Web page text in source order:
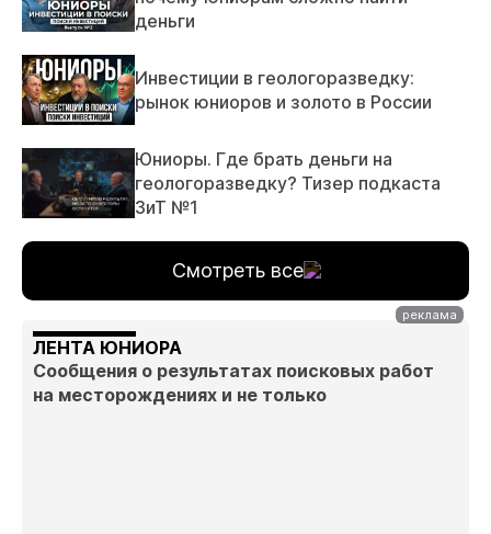
деньги
Инвестиции в геологоразведку:
рынок юниоров и золото в России
Юниоры. Где брать деньги на
геологоразведку? Тизер подкаста
ЗиТ №1
Смотреть все
ЛЕНТА ЮНИОРА
Сообщения о результатах поисковых работ
на месторождениях и не только